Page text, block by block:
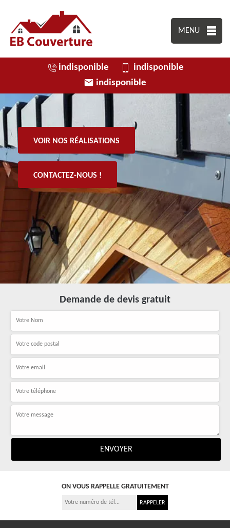
MENU
indisponible
indisponible
indisponible
VOIR NOS RÉALISATIONS
CONTACTEZ-NOUS !
Demande de devis gratuit
ON VOUS RAPPELLE GRATUITEMENT